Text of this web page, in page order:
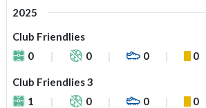
2025
Club Friendlies
0
0 0 0
Club Friendlies 3
1
0 0 0